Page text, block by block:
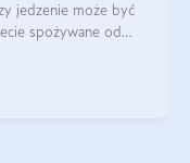
jedzenie może być
spożywane od